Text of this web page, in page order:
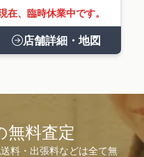
在、臨時休業中です。
店舗詳細・地図
無料査定
料・出張料などは全て無